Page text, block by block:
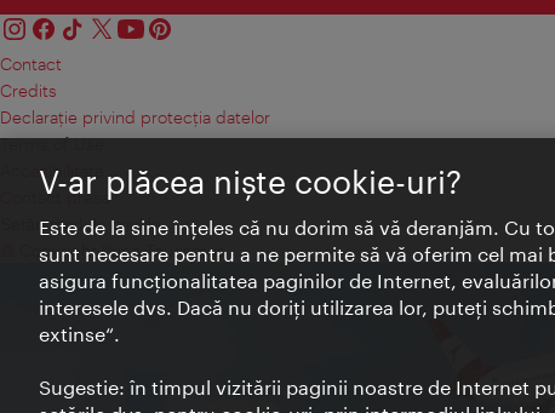
Contact
Credits
Declaraţie privind protecţia datelor
Terms of Use
Accesibilitate
Contact presa
Setări module cookie
© Copyright Wien Tourismus
V-ar plăcea nişte cookie-uri?
Este de la sine înţeles că nu dorim să vă deranjăm. Cu
sunt necesare pentru a ne permite să vă oferim cel mai
asigura funcţionalitatea paginilor de Internet,
interesele dvs. Dacă nu doriţi utilizarea lor, puteţi
extinse“.
Sugestie: în timpul vizitării paginii noastre de Internet